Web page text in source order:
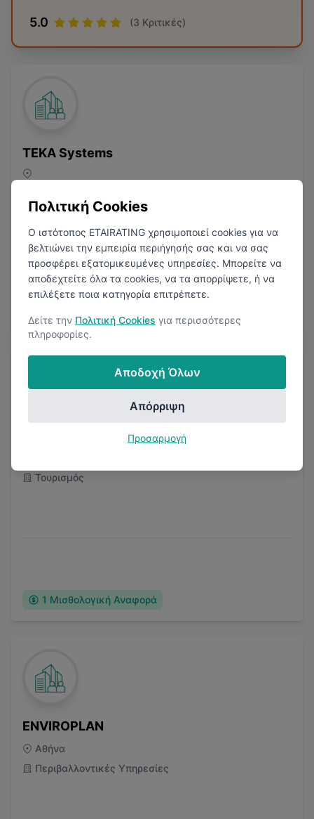
5.0 (3 Κριτικές)
TEKA Systems
4.8 (1Κριτικές)
Τουρισμός
1 Μισθολογική Αναφορά
ENVIROPLAN
Αθήνα
Περιβαλλοντικές Υπηρεσίες
Πολιτική Cookies
Ο ιστότοπος ETAIRATING χρησιμοποιεί cookies για να
βελτιώνει την εμπειρία περιήγησής σας και να σας
προσφέρει εξατομικευμένες υπηρεσίες. Μπορείτε να
αποδεχτείτε όλα τα cookies, να τα απορρίψετε, ή να
επιλέξετε ποια κατηγορία επιτρέπετε.
Δείτε την Πολιτική Cookies για περισσότερες
πληροφορίες.
Αποδοχή Όλων
Απόρριψη
Προσαρμογή